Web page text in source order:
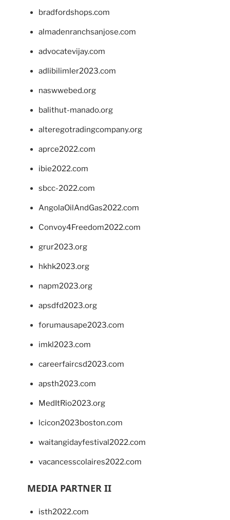
bradfordshops.com
almadenranchsanjose.com
advocatevijay.com
adlibilimler2023.com
naswwebed.org
balithut-manado.org
alteregotradingcompany.org
aprce2022.com
ibie2022.com
sbcc-2022.com
AngolaOilAndGas2022.com
Convoy4Freedom2022.com
grur2023.org
hkhk2023.org
napm2023.org
apsdfd2023.org
forumausape2023.com
imkl2023.com
careerfaircsd2023.com
apsth2023.com
MedItRio2023.org
lcicon2023boston.com
waitangidayfestival2022.com
vacancesscolaires2022.com
MEDIA PARTNER II
isth2022.com